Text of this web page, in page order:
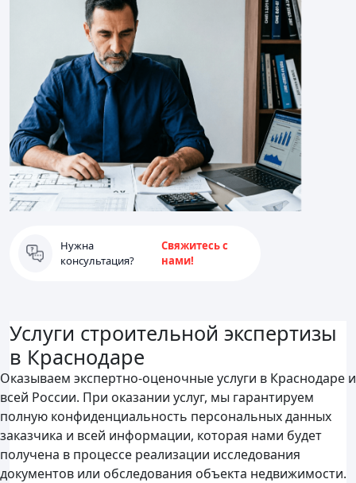
Нужна
консультация?
Свяжитесь с
нами!
Услуги строительной экспертизы
в Краснодаре
Оказываем экспертно-оценочные услуги в Краснодаре и
всей России. При оказании услуг, мы гарантируем
полную конфиденциальность персональных данных
заказчика и всей информации, которая нами будет
получена в процессе реализации исследования
документов или обследования объекта недвижимости.